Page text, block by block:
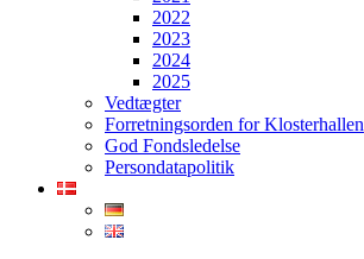
2022
2023
2024
2025
Vedtægter
Forretningsorden for Klosterhallen
God Fondsledelse
Persondatapolitik